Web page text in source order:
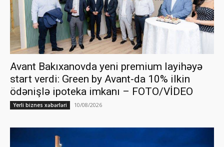
Avant Bakıxanovda yeni premium layihəyə
start verdi: Green by Avant-da 10% ilkin
ödənişlə ipoteka imkanı – FOTO/VİDEO
Yerli biznes xəbərləri 10/08/2026